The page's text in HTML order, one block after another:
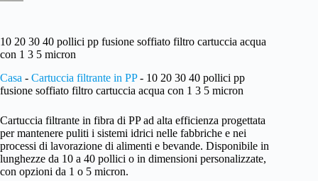
10 20 30 40 pollici pp fusione soffiato filtro cartuccia acqua
con 1 3 5 micron
Casa - Cartuccia filtrante in PP- 10 20 30 40 pollici pp
fusione soffiato filtro cartuccia acqua con 1 3 5 micron
Cartuccia filtrante in fibra di PP ad alta efficienza progettata
per mantenere puliti i sistemi idrici nelle fabbriche e nei
processi di lavorazione di alimenti e bevande. Disponibile in
lunghezze da 10 a 40 pollici o in dimensioni personalizzate,
con opzioni da 1 o 5 micron.